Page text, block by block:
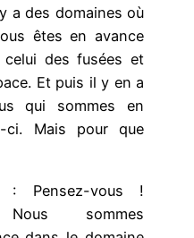
a des domaines où
êtes en avance
des fusées et
Et puis il y en a
qui sommes en
ci. Mais pour que
: Pensez-vous !
sommes